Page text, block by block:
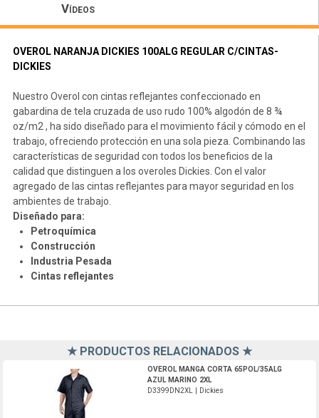
Vídeos
OVEROL NARANJA DICKIES 100ALG REGULAR C/CINTAS-
DICKIES
Nuestro Overol con cintas reflejantes confeccionado en
gabardina de tela cruzada de uso rudo 100% algodón de 8 ¾
oz/m2 , ha sido diseñado para el movimiento fácil y cómodo en el
trabajo, ofreciendo protección en una sola pieza. Combinando las
características de seguridad con todos los beneficios de la
calidad que distinguen a los overoles Dickies. Con el valor
agregado de las cintas reflejantes para mayor seguridad en los
ambientes de trabajo.
Diseñado para:
Petroquímica
Construcción
Industria Pesada
Cintas reflejantes
★ PRODUCTOS RELACIONADOS ★
OVEROL MANGA CORTA 65POL/35ALG
AZUL MARINO 2XL
D3399DN2XL | Dickies